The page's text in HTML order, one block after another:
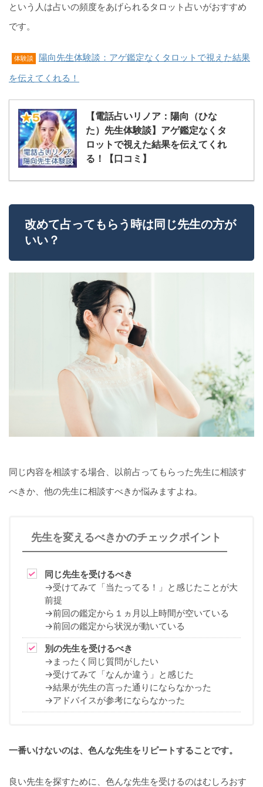
という人は占いの頻度をあげられるタロット占いがおすすめ
です。
体験談
陽向先生体験談：アゲ鑑定なくタロットで視えた結果
を伝えてくれる！
【電話占いリノア：陽向（ひな
た）先生体験談】アゲ鑑定なくタ
ロットで視えた結果を伝えてくれ
る！【口コミ】
改めて占ってもらう時は同じ先生の方が
いい？
同じ内容を相談する場合、以前占ってもらった先生に相談す
べきか、他の先生に相談すべきか悩みますよね。
先生を変えるべきかのチェックポイント
同じ先生を受けるべき
→受けてみて「当たってる！」と感じたことが大
前提
→前回の鑑定から１ヵ月以上時間が空いている
→前回の鑑定から状況が動いている
別の先生を受けるべき
→まったく同じ質問がしたい
→受けてみて「なんか違う」と感じた
→結果が先生の言った通りにならなかった
→アドバイスが参考にならなかった
一番いけないのは、色んな先生をリピートすることです。
良い先生を探すために、色んな先生を受けるのはむしろおす